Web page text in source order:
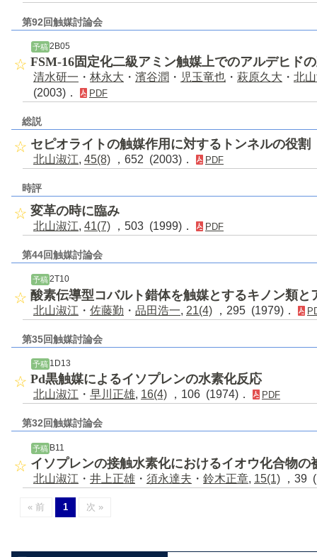
第92回触媒討論会
予稿 2B05
FSM-16固定化二級アミン触媒上でのアルデヒド
清水研一 ・ 林永大 ・ 濱谷潤 ・ 児玉竜也 ・ 萩原久大 ・ 北
(2003)．
PDF
総説
セピオライトの触媒作用に対するトンネルの役割
北山淑江, 45(8) ，652 (2003)． PDF
時評
変革の時に臨み
北山淑江, 41(7) ，503 (1999)． PDF
第44回触媒討論会
予稿 2T10
酸素伝導型コバルト錯体を触媒とするキノン類と
北山淑江 ・ 佐藤勤 ・ 品田浩一, 21(4) ，295 (1979)．
第35回触媒討論会
予稿 1D13
Pd黒触媒によるイソプレンの水素化反応
北山淑江 ・ 早川正雄, 16(4) ，106 (1974)． PDF
第32回触媒討論会
予稿 B11
イソプレンの接触水素化におけるイオウ化合物の
北山淑江 ・ 井上正雄 ・ 須永達夫 ・ 鈴木正章, 15(1) ，39
« 前 1 次 »